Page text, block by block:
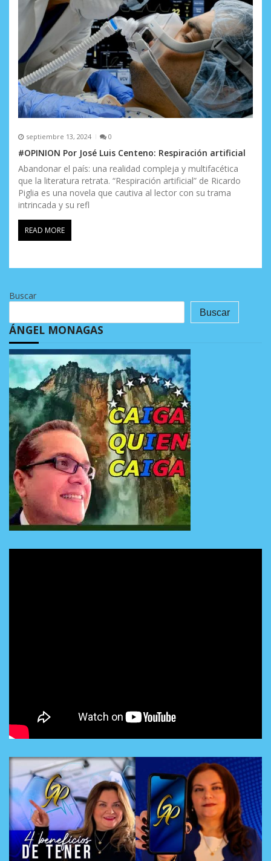
septiembre 13, 2024 0
#OPINION Por José Luis Centeno: Respiración artificial
Abandonar el país: una realidad compleja y multifacética
que la literatura retrata. “Respiración artificial” de Ricardo
Piglia es una novela que cautiva al lector con su trama
intrincada y su refl
READ MORE
Buscar
Buscar
ÁNGEL MONAGAS